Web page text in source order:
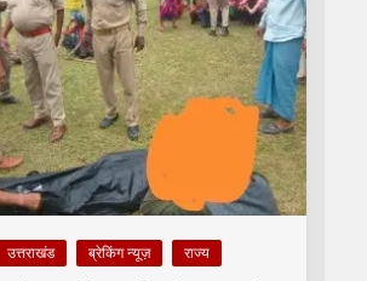
उत्तराखंड ब्रेकिंग न्यूज़ राज्य